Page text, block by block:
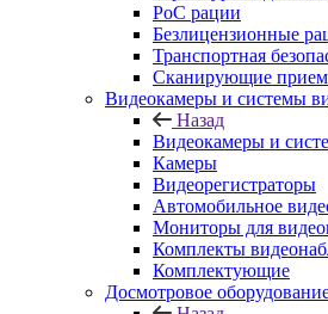
PoC рации
Безлицензионные
Транспортная
Сканирующие
Видеокамеры и системы
Назад
Видеокамеры и
Камеры
Видеорегистраторы
Автомобильное
Мониторы для
Комплекты
Комплектующие
Досмотровое